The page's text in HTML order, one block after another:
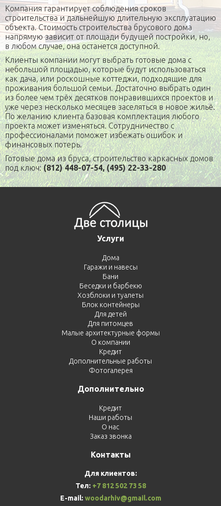
Компания гарантирует соблюдения сроков
строительства и дальнейшую длительную эксплуатацию
объекта. Стоимость строительства брусового дома
напрямую зависит от площади будущей постройки, но,
в любом случае, она останется доступной.
Клиенты компании могут выбрать готовые дома с
небольшой площадью, которые будут использоваться
как дача, или роскошные коттеджи, подходящие для
проживания большой семьи. Достаточно выбрать один
из более чем трёх десятков понравившихся проектов и
уже через несколько месяцев заселяться в новое жильё.
По желанию клиента базовая комплектация любого
проекта может изменяться. Сотрудничество с
профессионалами поможет избежать ошибок и
финансовых потерь.
Готовые дома из бруса, строительство каркасных домов
под ключ: (812) 448-07-54, (495) 22-33-280
Услуги
Дома
Гаражи и навесы
Бани
Беседки и барбекю
Хозблоки и туалеты
Блок контейнеры
Для детей
Для питомцев
Малые архитектурные формы
О компании
Кредит
Дополнительные работы
Фотогалерея
Дополнительно
Кредит
Наши работы
О нас
Заказ звонка
Контакты
Для клиентов:
Тел: +7 812 502 73 58
E-mail: woodarhiv@gmail.com